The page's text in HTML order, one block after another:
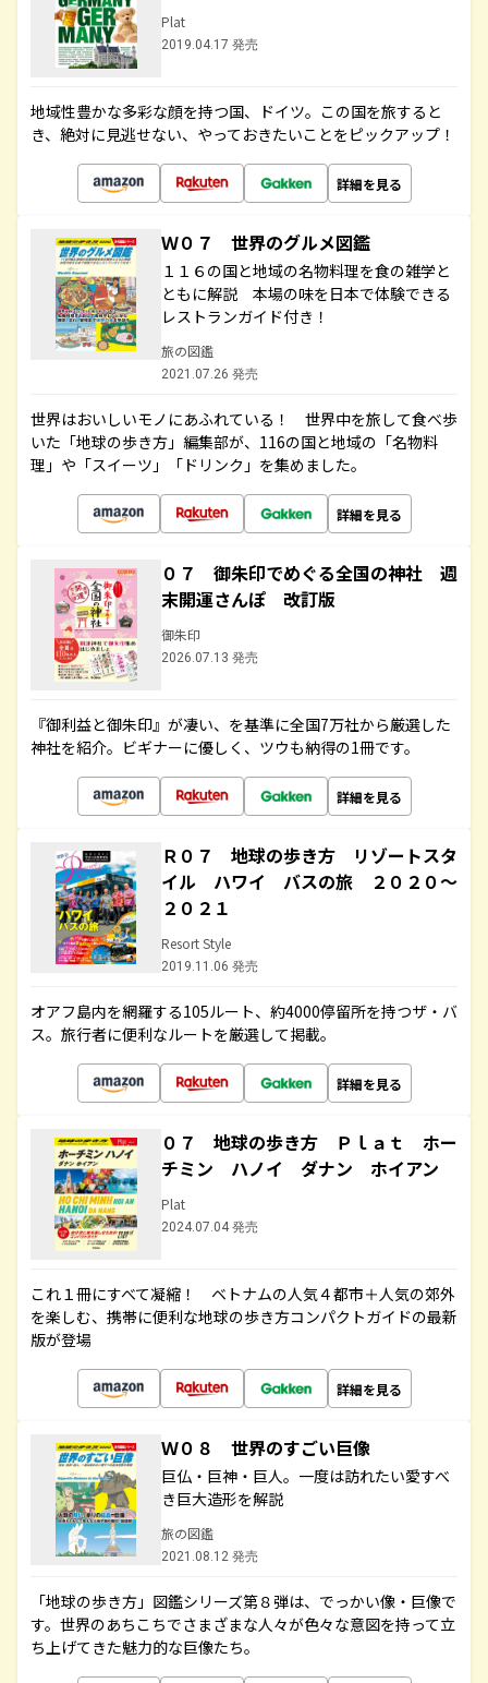
Plat
2019.04.17 発売
地域性豊かな多彩な顔を持つ国、ドイツ。この国を旅すると
き、絶対に見逃せない、やっておきたいことをピックアップ！
詳細を見る
Ｗ０７ 世界のグルメ図鑑
１１６の国と地域の名物料理を食の雑学と
ともに解説 本場の味を日本で体験できる
レストランガイド付き！
旅の図鑑
2021.07.26 発売
世界はおいしいモノにあふれている！ 世界中を旅して食べ歩
いた「地球の歩き方」編集部が、116の国と地域の「名物料
理」や「スイーツ」「ドリンク」を集めました。
詳細を見る
０７ 御朱印でめぐる全国の神社 週
末開運さんぽ 改訂版
御朱印
2026.07.13 発売
『御利益と御朱印』が凄い、を基準に全国7万社から厳選した
神社を紹介。ビギナーに優しく、ツウも納得の1冊です。
詳細を見る
Ｒ０７ 地球の歩き方 リゾートスタ
イル ハワイ バスの旅 ２０２０～
２０２１
Resort Style
2019.11.06 発売
オアフ島内を網羅する105ルート、約4000停留所を持つザ・バ
ス。旅行者に便利なルートを厳選して掲載。
詳細を見る
０７ 地球の歩き方 Ｐｌａｔ ホー
チミン ハノイ ダナン ホイアン
Plat
2024.07.04 発売
これ１冊にすべて凝縮！ ベトナムの人気４都市＋人気の郊外
を楽しむ、携帯に便利な地球の歩き方コンパクトガイドの最新
版が登場
詳細を見る
Ｗ０８ 世界のすごい巨像
巨仏・巨神・巨人。一度は訪れたい愛すべ
き巨大造形を解説
旅の図鑑
2021.08.12 発売
「地球の歩き方」図鑑シリーズ第８弾は、でっかい像・巨像で
す。世界のあちこちでさまざまな人々が色々な意図を持って立
ち上げてきた魅力的な巨像たち。